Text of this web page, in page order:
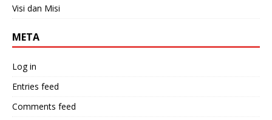
Visi dan Misi
META
Log in
Entries feed
Comments feed